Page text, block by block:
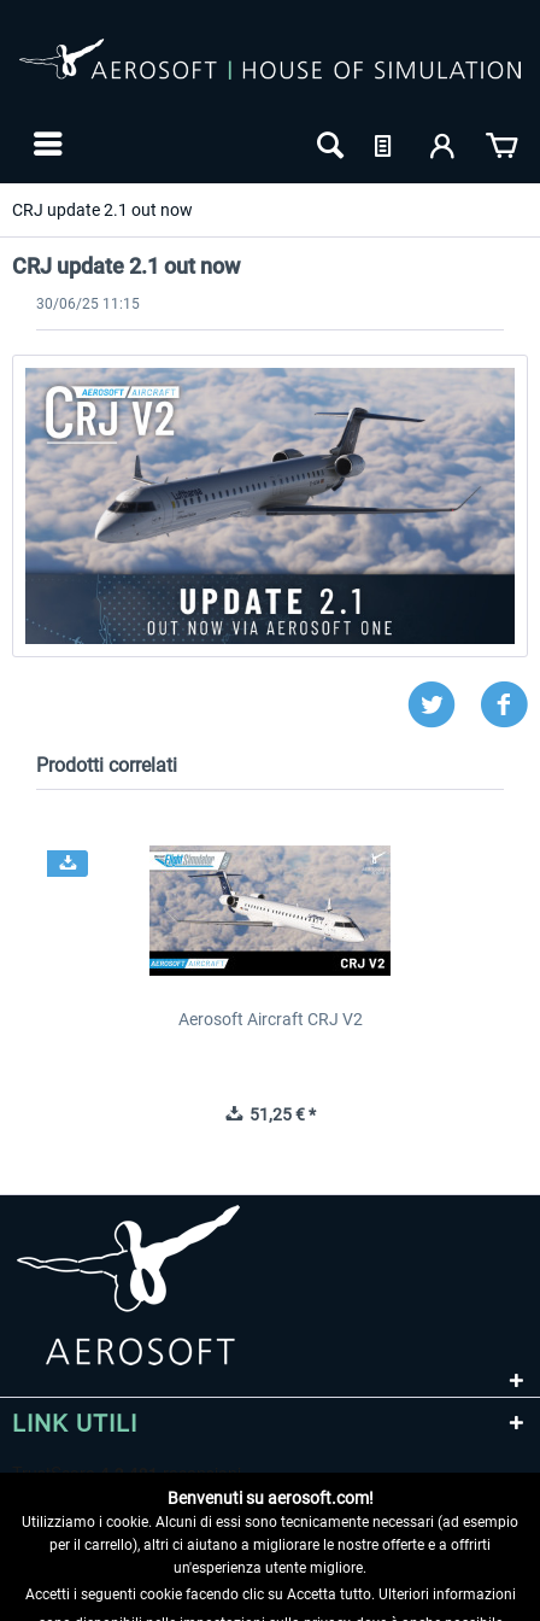
CRJ update 2.1 out now
CRJ update 2.1 out now
30/06/25 11:15
Prodotti correlati
Aerosoft Aircraft CRJ V2
51,25 € *
LINK UTILI
Benvenuti su aerosoft.com!
Utilizziamo i cookie. Alcuni di essi sono tecnicamente necessari (ad esempio
per il carrello), altri ci aiutano a migliorare le nostre offerte e a offrirti
un'esperienza utente migliore.
Accetti i seguenti cookie facendo clic su Accetta tutto. Ulteriori informazioni